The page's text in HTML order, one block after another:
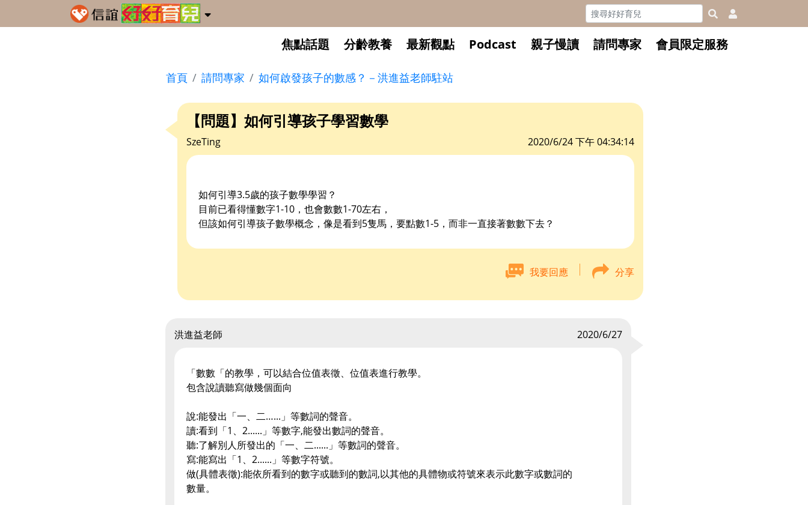
焦點話題 分齡教養 最新觀點 Podcast 親子慢讀 請問專家 會員限定服務
首頁 請問專家 如何啟發孩子的數感？－洪進益老師駐站
【問題】如何引導孩子學習數學
SzeTing 2020/6/24 下午 04:34:14
如何引導3.5歲的孩子數學學習？
目前已看得懂數字1-10，也會數數1-70左右，
但該如何引導孩子數學概念，像是看到5隻馬，要點數1-5，而非一直接著數數下去？
我要回應 分享
洪進益老師 2020/6/27
「數數「的教學，可以結合位值表徵、位值表進行教學。
包含說讀聽寫做幾個面向
說:能發出「一、二…...」等數詞的聲音。
讀:看到「1、2......」等數字,能發出數詞的聲音。
聽:了解別人所發出的「一、二......」等數詞的聲音。
寫:能寫出「1、2......」等數字符號。
做(具體表徵):能依所看到的數字或聽到的數詞,以其他的具體物或符號來表示此數字或數詞的
數量。